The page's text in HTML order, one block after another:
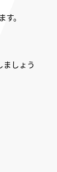
。
しょう